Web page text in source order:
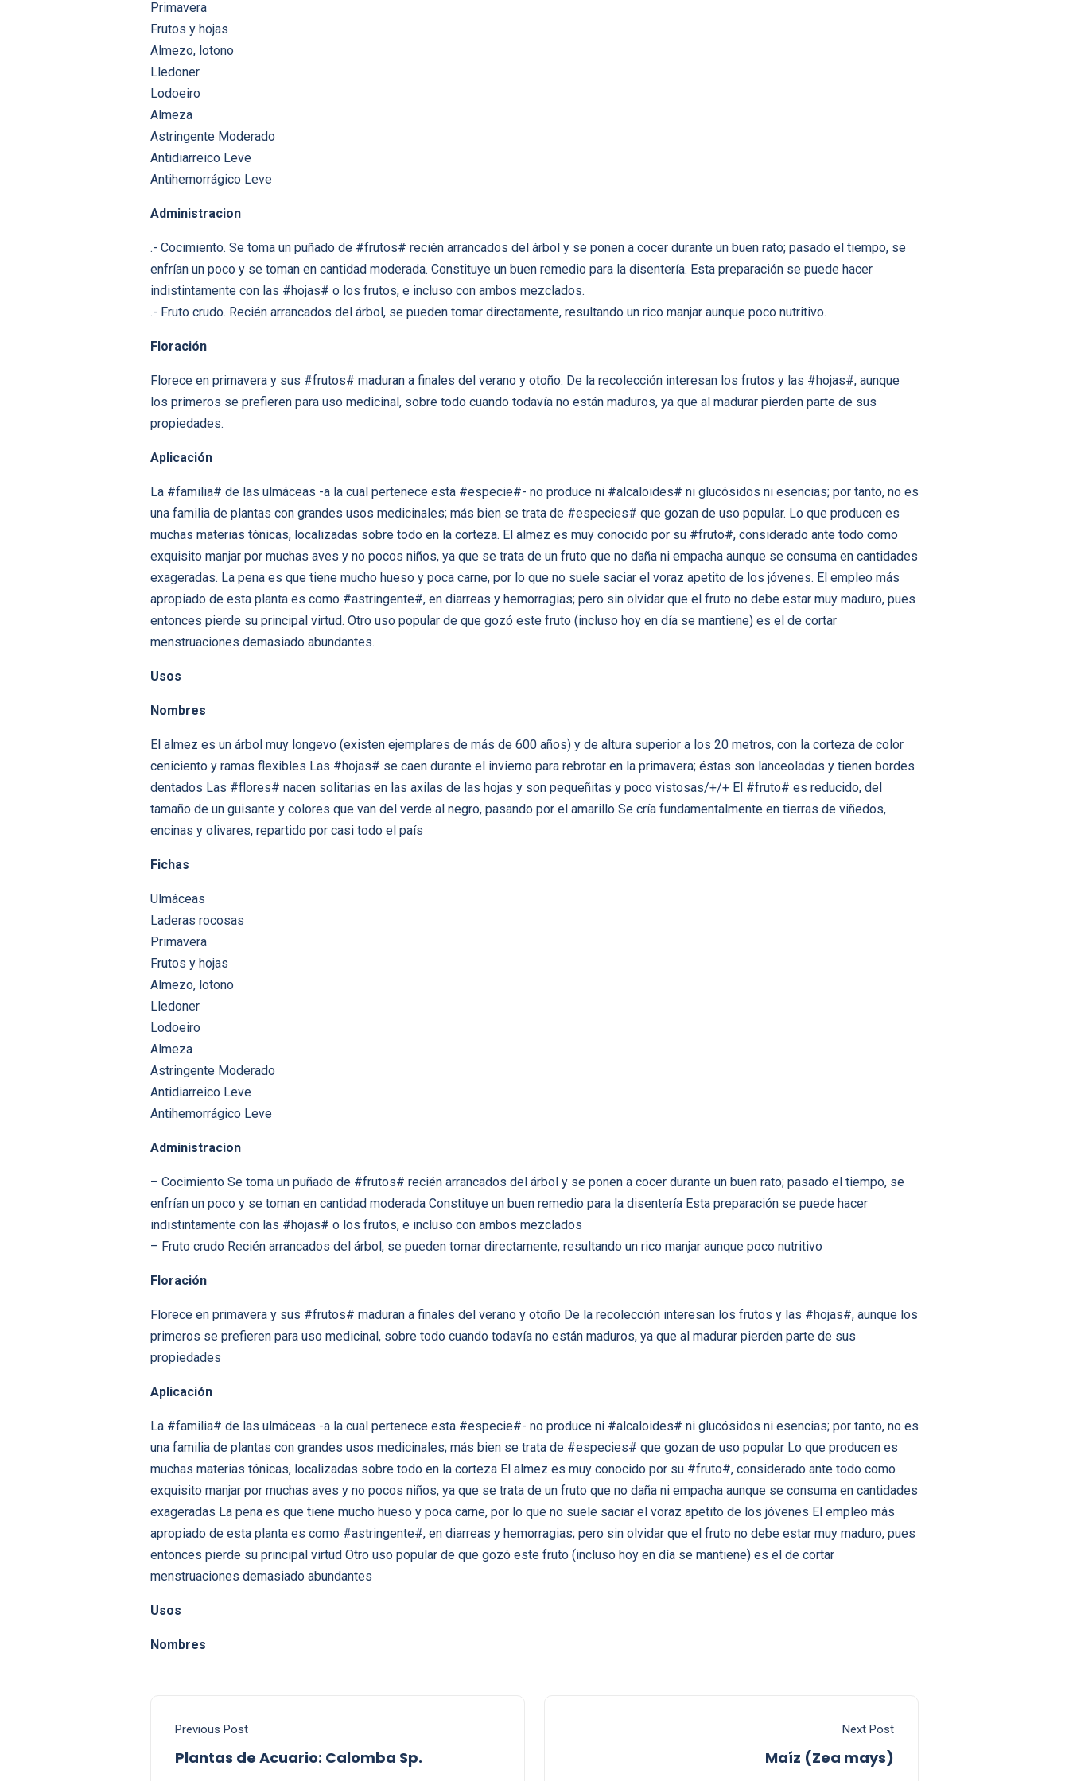
Primavera
Frutos y hojas
Almezo, lotono
Lledoner
Lodoeiro
Almeza
Astringente Moderado
Antidiarreico Leve
Antihemorrágico Leve
Administracion
.- Cocimiento. Se toma un puñado de #frutos# recién arrancados del árbol y se ponen a cocer durante un buen rato; pasado el tiempo, se
enfrían un poco y se toman en cantidad moderada. Constituye un buen remedio para la disentería. Esta preparación se puede hacer
indistintamente con las #hojas# o los frutos, e incluso con ambos mezclados.
.- Fruto crudo. Recién arrancados del árbol, se pueden tomar directamente, resultando un rico manjar aunque poco nutritivo.
Floración
Florece en primavera y sus #frutos# maduran a finales del verano y otoño. De la recolección interesan los frutos y las #hojas#, aunque
los primeros se prefieren para uso medicinal, sobre todo cuando todavía no están maduros, ya que al madurar pierden parte de sus
propiedades.
Aplicación
La #familia# de las ulmáceas -a la cual pertenece esta #especie#- no produce ni #alcaloides# ni glucósidos ni esencias; por tanto, no es
una familia de plantas con grandes usos medicinales; más bien se trata de #especies# que gozan de uso popular. Lo que producen es
muchas materias tónicas, localizadas sobre todo en la corteza. El almez es muy conocido por su #fruto#, considerado ante todo como
exquisito manjar por muchas aves y no pocos niños, ya que se trata de un fruto que no daña ni empacha aunque se consuma en cantidades
exageradas. La pena es que tiene mucho hueso y poca carne, por lo que no suele saciar el voraz apetito de los jóvenes. El empleo más
apropiado de esta planta es como #astringente#, en diarreas y hemorragias; pero sin olvidar que el fruto no debe estar muy maduro, pues
entonces pierde su principal virtud. Otro uso popular de que gozó este fruto (incluso hoy en día se mantiene) es el de cortar
menstruaciones demasiado abundantes.
Usos
Nombres
El almez es un árbol muy longevo (existen ejemplares de más de 600 años) y de altura superior a los 20 metros, con la corteza de color
ceniciento y ramas flexibles Las #hojas# se caen durante el invierno para rebrotar en la primavera; éstas son lanceoladas y tienen bordes
dentados Las #flores# nacen solitarias en las axilas de las hojas y son pequeñitas y poco vistosas/+/+ El #fruto# es reducido, del
tamaño de un guisante y colores que van del verde al negro, pasando por el amarillo Se cría fundamentalmente en tierras de viñedos,
encinas y olivares, repartido por casi todo el país
Fichas
Ulmáceas
Laderas rocosas
Primavera
Frutos y hojas
Almezo, lotono
Lledoner
Lodoeiro
Almeza
Astringente Moderado
Antidiarreico Leve
Antihemorrágico Leve
Administracion
– Cocimiento Se toma un puñado de #frutos# recién arrancados del árbol y se ponen a cocer durante un buen rato; pasado el tiempo, se
enfrían un poco y se toman en cantidad moderada Constituye un buen remedio para la disentería Esta preparación se puede hacer
indistintamente con las #hojas# o los frutos, e incluso con ambos mezclados
– Fruto crudo Recién arrancados del árbol, se pueden tomar directamente, resultando un rico manjar aunque poco nutritivo
Floración
Florece en primavera y sus #frutos# maduran a finales del verano y otoño De la recolección interesan los frutos y las #hojas#, aunque los
primeros se prefieren para uso medicinal, sobre todo cuando todavía no están maduros, ya que al madurar pierden parte de sus
propiedades
Aplicación
La #familia# de las ulmáceas -a la cual pertenece esta #especie#- no produce ni #alcaloides# ni glucósidos ni esencias; por tanto, no es
una familia de plantas con grandes usos medicinales; más bien se trata de #especies# que gozan de uso popular Lo que producen es
muchas materias tónicas, localizadas sobre todo en la corteza El almez es muy conocido por su #fruto#, considerado ante todo como
exquisito manjar por muchas aves y no pocos niños, ya que se trata de un fruto que no daña ni empacha aunque se consuma en cantidades
exageradas La pena es que tiene mucho hueso y poca carne, por lo que no suele saciar el voraz apetito de los jóvenes El empleo más
apropiado de esta planta es como #astringente#, en diarreas y hemorragias; pero sin olvidar que el fruto no debe estar muy maduro, pues
entonces pierde su principal virtud Otro uso popular de que gozó este fruto (incluso hoy en día se mantiene) es el de cortar
menstruaciones demasiado abundantes
Usos
Nombres
Previous Post
Plantas de Acuario: Calomba Sp.
Next Post
Maíz (Zea mays)